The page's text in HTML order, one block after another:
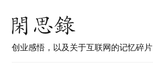
创业感悟，以及关于互联网的记忆碎片